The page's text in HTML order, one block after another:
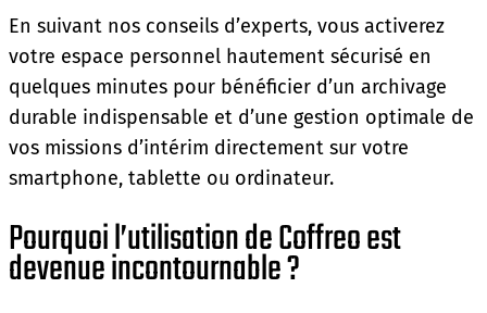
En suivant nos conseils d’experts, vous activerez
votre espace personnel hautement sécurisé en
quelques minutes pour bénéficier d’un archivage
durable indispensable et d’une gestion optimale de
vos missions d’intérim directement sur votre
smartphone, tablette ou ordinateur.
Pourquoi l’utilisation de Coffreo est
devenue incontournable ?